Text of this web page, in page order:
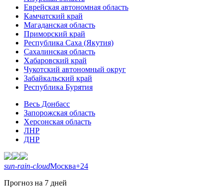
Еврейская автономная область
Камчатский край
Магаданская область
Приморский край
Республика Саха (Якутия)
Сахалинская область
Хабаровский край
Чукотский автономный округ
Забайкальский край
Республика Бурятия
Весь Донбасс
Запорожская область
Херсонская область
ЛНР
ДНР
sun-rain-cloudМосква+24
Прогноз на 7 дней